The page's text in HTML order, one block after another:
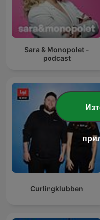
Sara & Monopolet -
podcast
Curlingklubben